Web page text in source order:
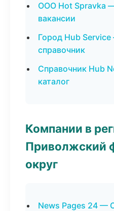
ООО Hot Spravka
вакансии
Город Hub
справочник
Справочник Hub
каталог
Компании в
Приволжский
округ
News Pages 24 —